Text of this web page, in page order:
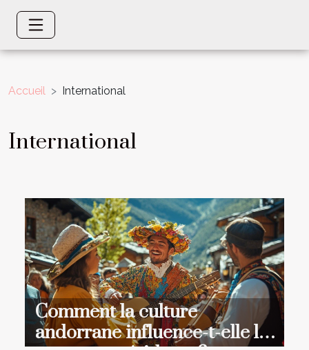
Accueil International
International
Comment la culture
andorrane influence-t-elle les